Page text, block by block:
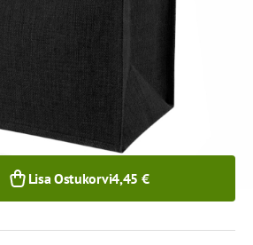
4,33 €
Lisa Ostukorvi4,45 €